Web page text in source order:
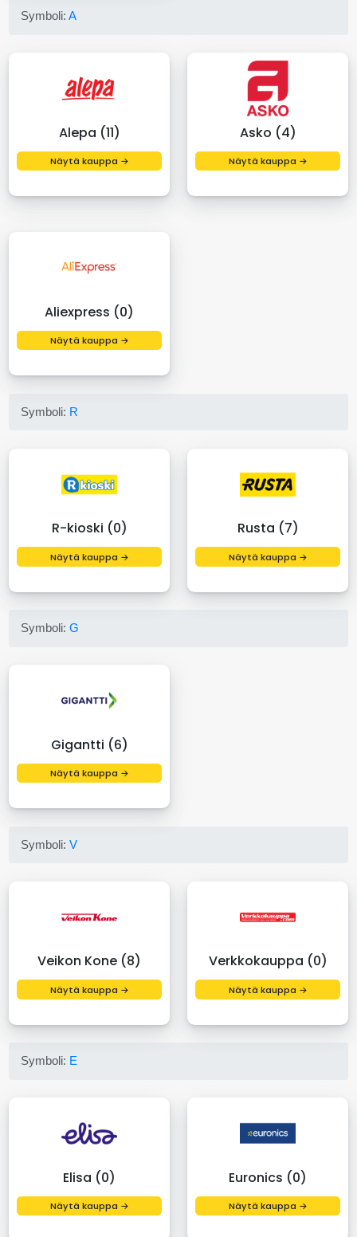
Symboli:A
Alepa (11)
Näytä kauppa →
Asko (4)
Näytä kauppa →
Aliexpress (0)
Näytä kauppa →
Symboli: R
R-kioski (0)
Näytä kauppa →
Rusta (7)
Näytä kauppa →
Symboli:G
Gigantti (6)
Näytä kauppa →
Symboli:V
Veikon Kone (8)
Näytä kauppa →
Verkkokauppa (0)
Näytä kauppa →
Symboli: E
Elisa (0)
Näytä kauppa →
Euronics (0)
Näytä kauppa →